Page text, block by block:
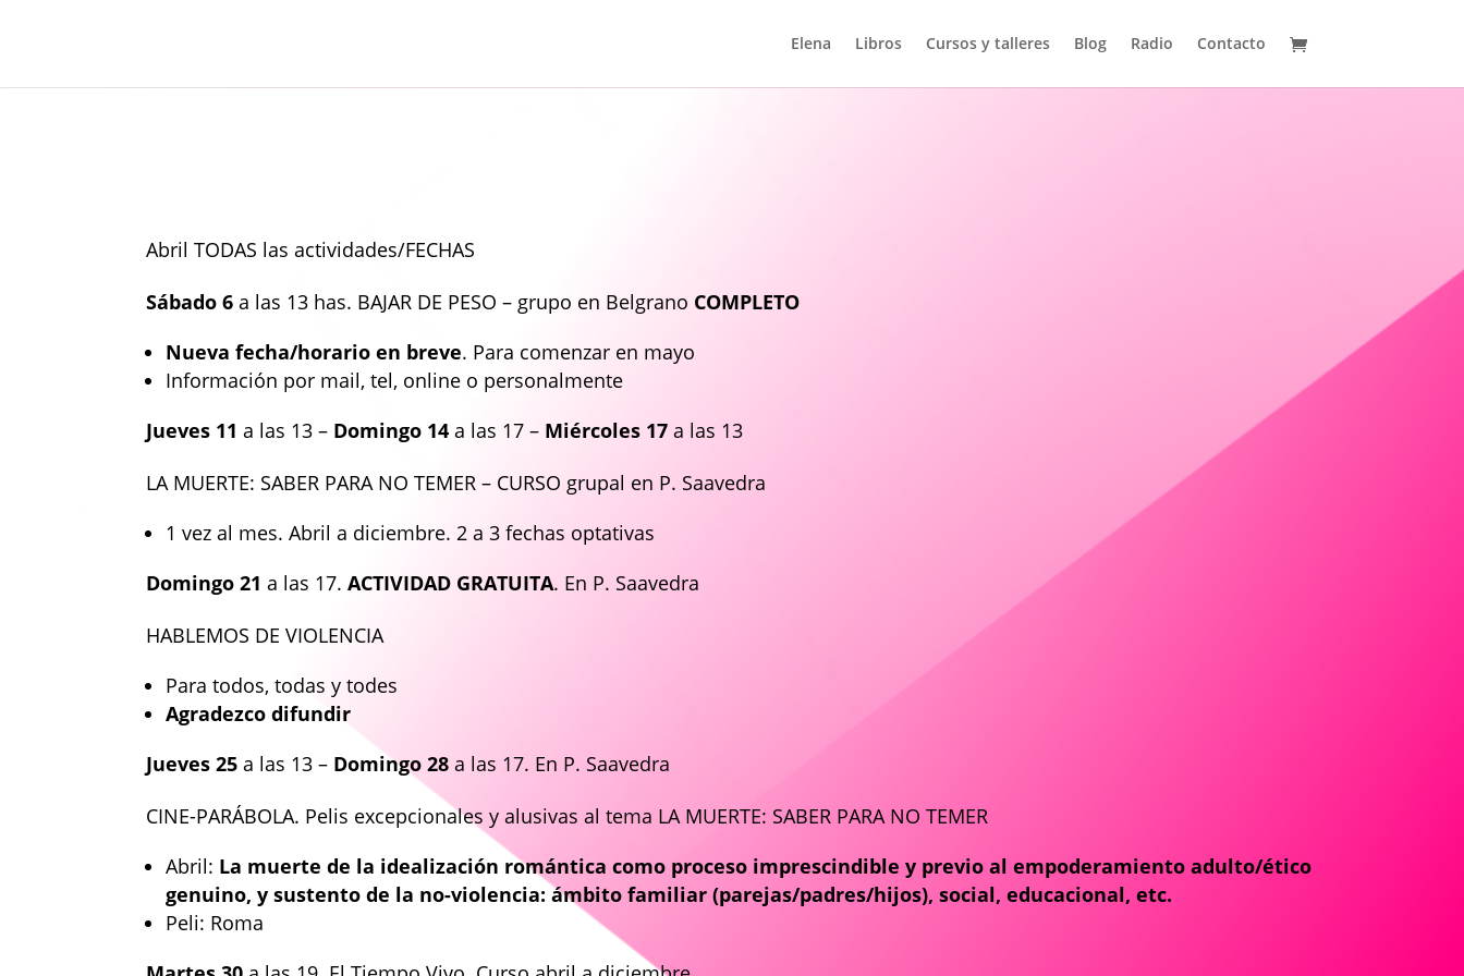
Elena Libros Cursos y talleres Blog Radio Contacto
Abril TODAS las actividades/FECHAS
Sábado 6 a las 13 has. BAJAR DE PESO – grupo en Belgrano COMPLETO
Nueva fecha/horario en breve. Para comenzar en mayo
Información por mail, tel, online o personalmente
Jueves 11 a las 13 – Domingo 14a las 17 – Miércoles 17a las 13
LA MUERTE: SABER PARA NO TEMER – CURSO grupal en P. Saavedra
1 vez al mes. Abril a diciembre. 2 a 3 fechas optativas
Domingo 21 a las 17.ACTIVIDAD GRATUITA. En P. Saavedra
HABLEMOS DE VIOLENCIA
Para todos, todas y todes
Agradezco difundir
Jueves 25 a las 13 – Domingo 28 a las 17. En P. Saavedra
CINE-PARÁBOLA. Pelis excepcionales y alusivas al tema LA MUERTE: SABER PARA NO TEMER
Abril: La muerte de la idealización romántica como proceso imprescindible y previo al empoderamiento adulto/ético
genuino, y sustento de la no-violencia: ámbito familiar (parejas/padres/hijos), social, educacional, etc.
Peli: Roma